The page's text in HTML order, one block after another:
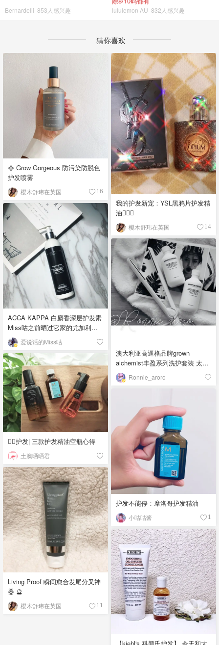
Bernardelli 853人感兴趣 lululemon AU 832人感兴趣
猜你喜欢
🌞 Grow Gorgeous 防污染防脱色
护发喷雾
樱木舒玮在英国 16
我的护发新宠：YSL黑鸦片护发精
油💆🏻‍♀️
樱木舒玮在英国 14
ACCA KAPPA 白麝香深层护发素
Miss咕之前晒过它家的尤加利口
味牙膏，狠夸了一阵，现在再来
一发它家的王牌系列---白麝香. 这
款护发素非常轻薄，用惯了滋润
型的用它感觉太水；但神奇的是
吹干头发后感觉柔顺感很不错，
最重要的是留香时间特别长，一
觉醒来都能清晰闻见～喜欢白麝
香香味儿的应该很爱❤️「该晒货
来自@爱说话的Miss咕-北美省钱
快报，版权归原作者所有」
爱说话的Miss咕
澳大利亚高逼格品牌grown
alchemist丰盈系列洗护套装 太好
看了！！！！ 瓶身是磨砂质地
的，摸起来好高级…… 提升浴室
是那种厚实的，比较松散，但洗
感不错的。 洗完头发一丢丢涩，
反正我喜欢这种类型。 含有维生
素b7，金盏花天竺葵等精粹 整体
很舒缓的感觉！ 我不仅控口红，
还控洗发水！！！「该晒货来自
@Ronnie_aroro-北美省钱快报，
版权归原作者所有」
Ronnie_aroro
💆‍♀️护发| 三款护发精油空瓶心得
土澳晒晒君
护发不能停：摩洛哥护发精油
小咕咕酱 1
Living Proof 瞬间愈合发尾分叉神
器 🔮
樱木舒玮在英国 11